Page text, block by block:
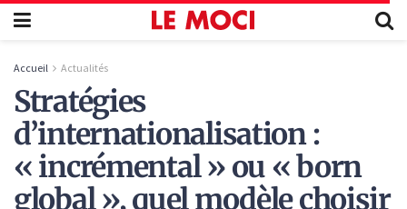
Accueil Actualités
Stratégies
d’internationalisation :
« incrémental » ou « born
global », quel modèle choisir